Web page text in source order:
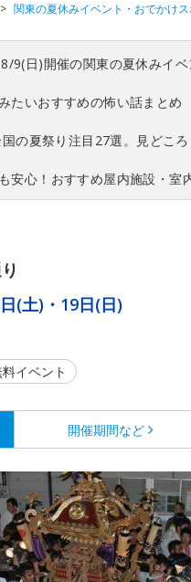
関東の夏休みイベント・おでかけス
9(日)開催の関東の夏休みイ
たいおすすめの怖い話まとめ
国の夏祭り注目27選。見どこ
安心！おすすめ屋内施設・室
(土)・19日(日)
イベント
開催期間など